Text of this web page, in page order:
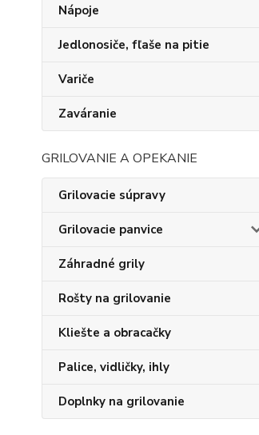
Nápoje
Jedlonosiče, fľaše na pitie
Variče
Zaváranie
GRILOVANIE A OPEKANIE
Grilovacie súpravy
Grilovacie panvice
Záhradné grily
Rošty na grilovanie
Kliešte a obracačky
Palice, vidličky, ihly
Doplnky na grilovanie